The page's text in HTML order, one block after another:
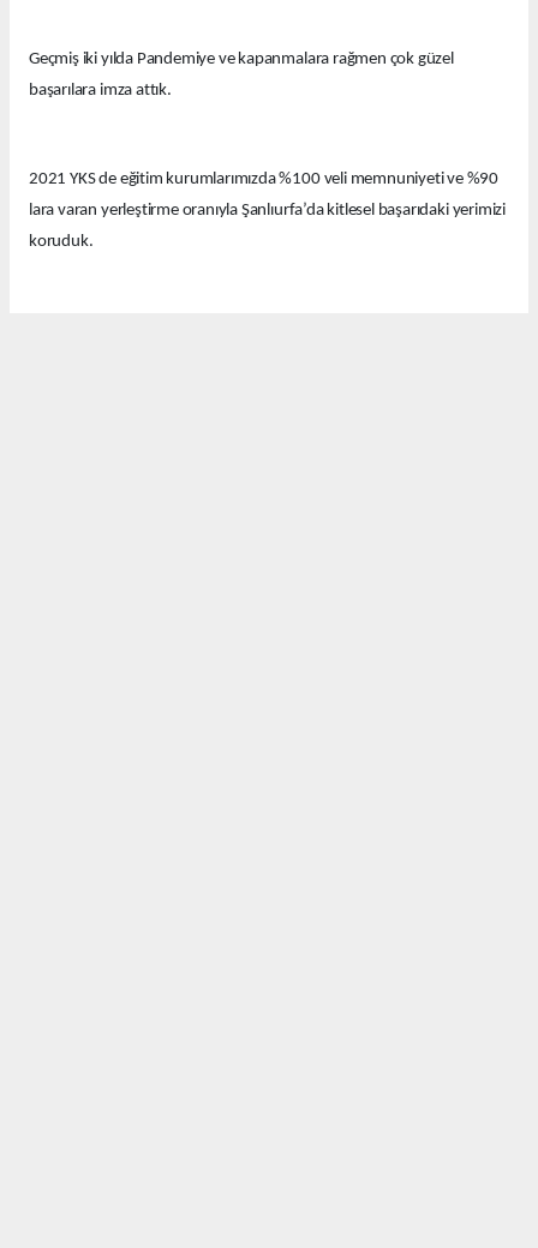
Geçmiş iki yılda Pandemiye ve kapanmalara rağmen çok güzel
başarılara imza attık.
2021 YKS de eğitim kurumlarımızda %100 veli memnuniyeti ve %90
lara varan yerleştirme oranıyla Şanlıurfa’da kitlesel başarıdaki yerimizi
koruduk.